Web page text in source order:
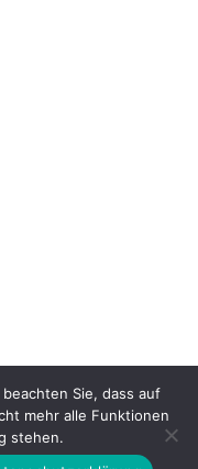
Mitglied werden
Sie, dass auf
mehr alle Funktionen
stehen.